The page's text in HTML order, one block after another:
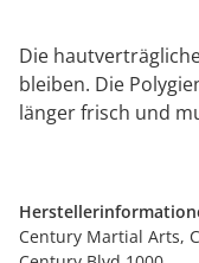
Die
bleiben. Die
länger frisch und
Century Martial Arts,